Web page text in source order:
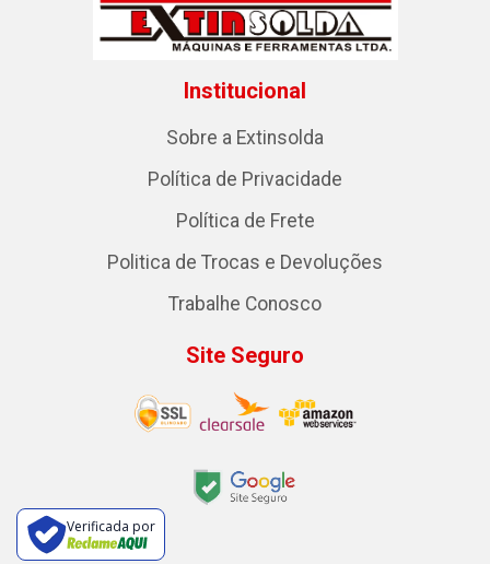
Institucional
Sobre a Extinsolda
Política de Privacidade
Política de Frete
Politica de Trocas e Devoluções
Trabalhe Conosco
Site Seguro
Verificada por